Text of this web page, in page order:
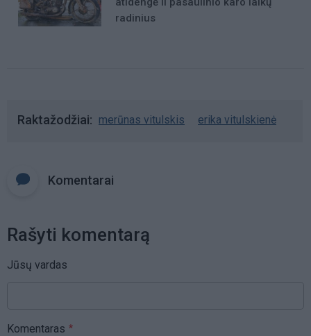
radinius
Raktažodžiai merūnas vitulskis erika vitulskienė
Komentarai
Rašyti komentarą
Jūsų vardas
Komentaras